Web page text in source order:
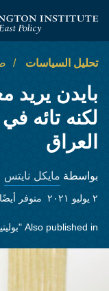
معهد واشنطن
تحليل السياسات
بايدن يريد
لكنه تائه
العراق
بواسطة مايكل نايتس
٢ يوليو ٢٠٢١ متوفر
Also published in